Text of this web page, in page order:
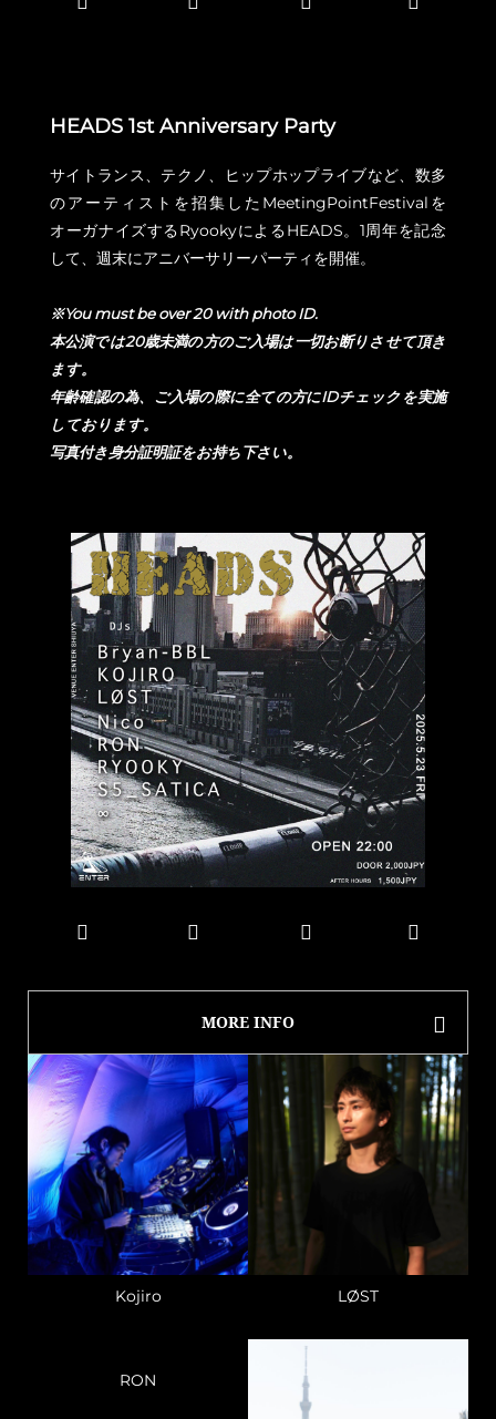
HEADS 1st Anniversary Party
サイトランス、テクノ、ヒップホップライブなど、数多
のアーティストを招集したMeetingPointFestivalを
オーガナイズするRyookyによるHEADS。1周年を記念
して、週末にアニバーサリーパーティを開催。
※You must be over 20 with photo ID.
本公演では20歳未満の方のご入場は一切お断りさせて頂き
ます。
年齢確認の為、ご入場の際に全ての方にIDチェックを実施
しております。
写真付き身分証明証をお持ち下さい。
MORE INFO
Kojiro LØST
RON